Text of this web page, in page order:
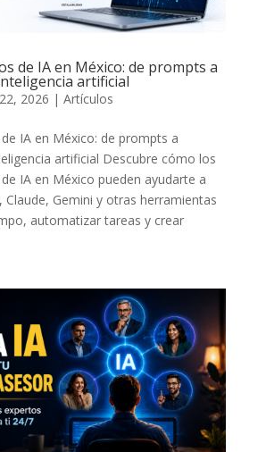
de IA en México: de prompts a
artificial
2026 | Artículos
IA en México: de prompts a
artificial Descubre cómo los
IA en México pueden ayudarte a
Claude, Gemini y otras herramientas
automatizar tareas y crear